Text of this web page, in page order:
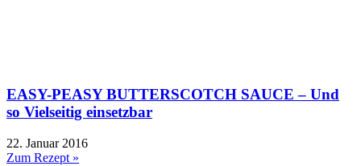
EASY-PEASY BUTTERSCOTCH SAUCE – Und
so Vielseitig einsetzbar
22. Januar 2016
Zum Rezept »